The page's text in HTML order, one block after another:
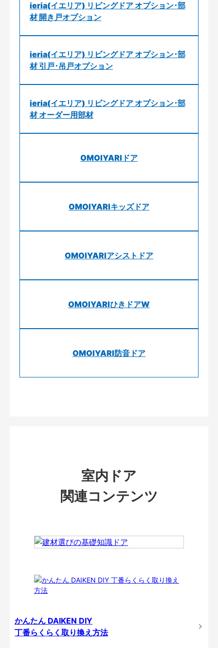
ieria(イエリア) リビングドア オプション･部
材 開き戸オプション
ieria(イエリア) リビングドア オプション･部
材 引戸･吊戸オプション
ieria(イエリア) リビングドア オプション･部
材 オーダー用部材
OMOIYARIドア
OMOIYARIキッズドア
OMOIYARIアシストドア
OMOIYARIひきドアW
OMOIYARI防音ドア
室内ドア
関連コンテンツ
かんたん DAIKEN DIY
丁番らくらく取り換え方法